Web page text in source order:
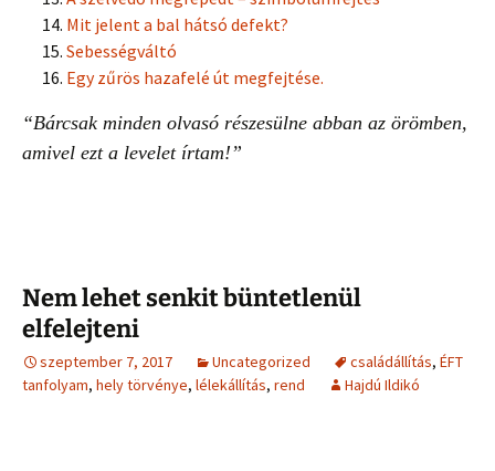
Mit jelent a bal hátsó defekt?
Sebességváltó
Egy zűrös hazafelé út megfejtése.
“Bárcsak minden olvasó részesülne abban az örömben,
amivel ezt a levelet írtam!”
Nem lehet senkit büntetlenül
elfelejteni
szeptember 7, 2017 Uncategorized családállítás, ÉFT
tanfolyam, hely törvénye, lélekállítás, rend Hajdú Ildikó